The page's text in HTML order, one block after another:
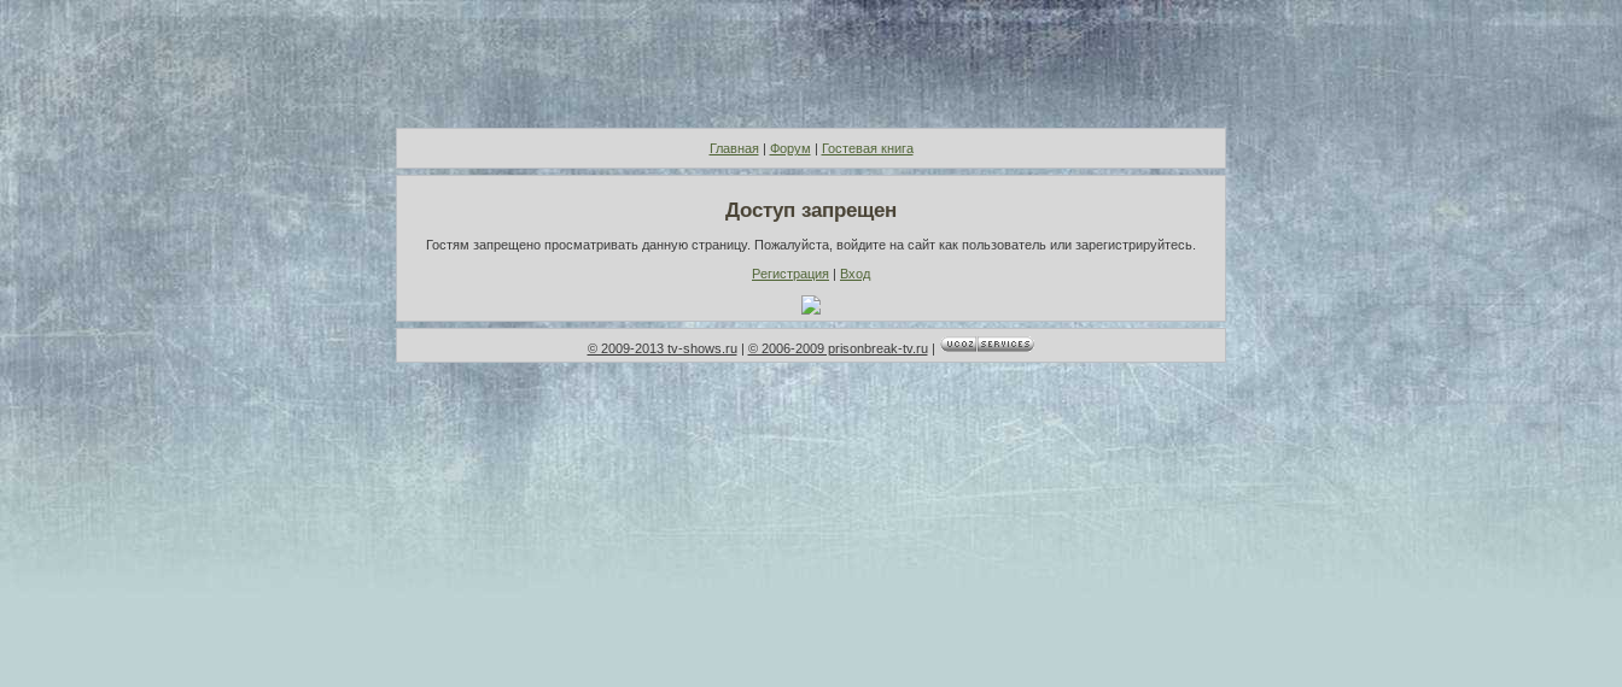
Главная| Форум | Гостевая книга
Доступ запрещен
Гостям запрещено просматривать данную страницу. Пожалуйста, войдите на сайт как пользователь или зарегистрируйтесь.
Регистрация
Вход
© 2009-2013 tv-shows.ru| © 2006-2009 prisonbreak-tv.ru|